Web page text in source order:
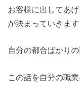
お客様に出してあ
が決まっていきます
自分の都合ばかり
この話を自分の職